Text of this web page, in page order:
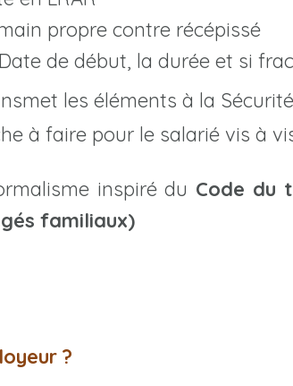
propre contre récépissé
de début, la durée et si
les éléments à la
à faire pour le salarié vis à
inspiré du Code du
familiaux)
?